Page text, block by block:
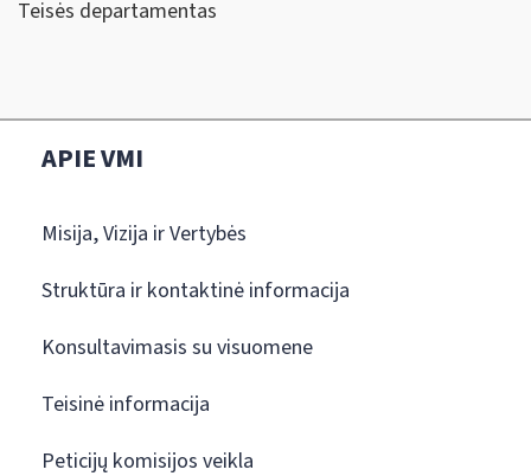
Teisės departamentas
APIE VMI
Misija, Vizija ir Vertybės
Struktūra ir kontaktinė informacija
Konsultavimasis su visuomene
Teisinė informacija
Peticijų komisijos veikla